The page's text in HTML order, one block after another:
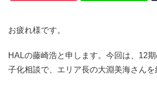
お疲れ様です。
HALの藤崎浩と申します。今回は、12
子化相談で、エリア長の大淵美海さんを